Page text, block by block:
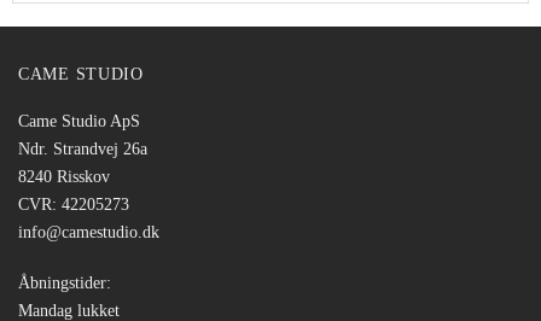
CAME STUDIO
Came Studio ApS
Ndr. Strandvej 26a
8240 Risskov
CVR: 42205273
info@camestudio.dk
Åbningstider:
Mandag lukket